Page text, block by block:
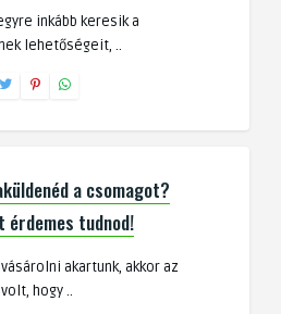
inkább keresik a
lehetőségeit, ..
a csomagot?
érdemes tudnod!
akartunk, akkor az
hogy ..